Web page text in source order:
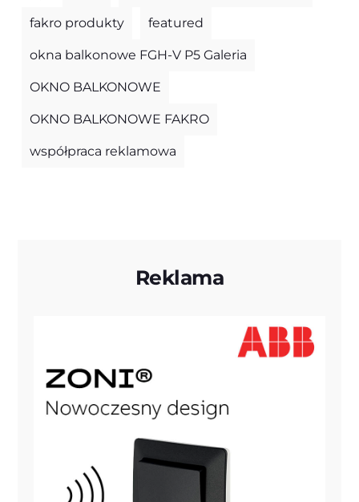
fakro produkty featured
okna balkonowe FGH-V P5 Galeria
OKNO BALKONOWE
OKNO BALKONOWE FAKRO
współpraca reklamowa
Reklama